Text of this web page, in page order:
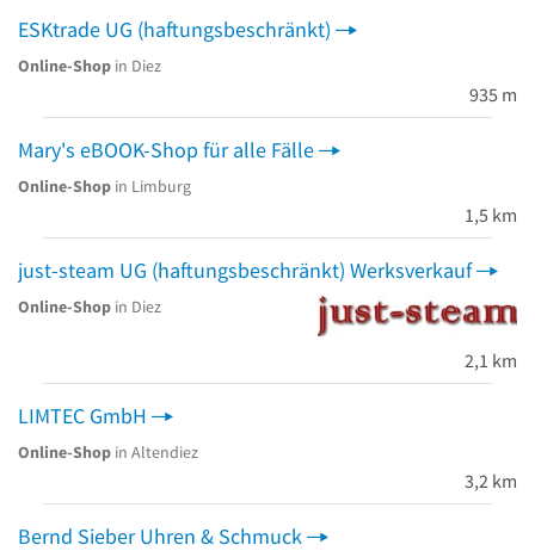
ESKtrade UG (haftungsbeschränkt)
Online-Shop in Diez
935 m
Mary's eBOOK-Shop für alle Fälle
Online-Shop in Limburg
1,5 km
just-steam UG (haftungsbeschränkt) Werksverkauf
Online-Shop in Diez
2,1 km
LIMTEC GmbH
Online-Shop in Altendiez
3,2 km
Bernd Sieber Uhren & Schmuck